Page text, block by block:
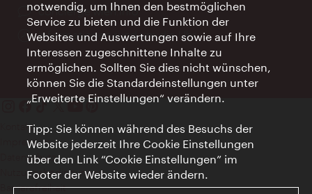
Ort:
concierge.wien.info
Öffnungszeiten:
Informationen rund um die Uhr
Kontakt
Impressum
Datenschutz
Nutzungsbedingungen
Barrierefreiheit
notwendig, um Ihnen den bestmöglichen
Service zu bieten und die Funktion der
Websites und Auswertungen sowie auf Ihre
Interessen zugeschnittene Inhalte zu
ermöglichen. Sollten Sie dies nicht wünschen,
können Sie die Standardeinstellungen unter
„Erweiterte Einstellungen“ verändern.
Tipp: Sie können während des Besuchs der
Website jederzeit Ihre Cookie Einstellungen
über den Link “Cookie Einstellungen” im
Footer der Website wieder ändern.